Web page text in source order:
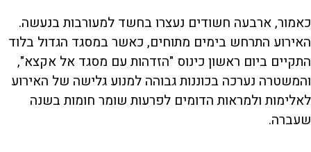
כאמור, ארבעה חשודים נעצרו בחשד למעורבות בנעשה.
האירוע התרחש בימים מתוחים, כאשר במסגד הגדול בלוד
התקיים ביום ראשון כינוס "הזדהות עם מסגד אל אקצא",
והמשטרה נערכה בכוננות גבוהה למנוע גלישה של האירוע
לאלימות ולמראות הדומים לפרעות שומר חומות בשנה
שעברה.